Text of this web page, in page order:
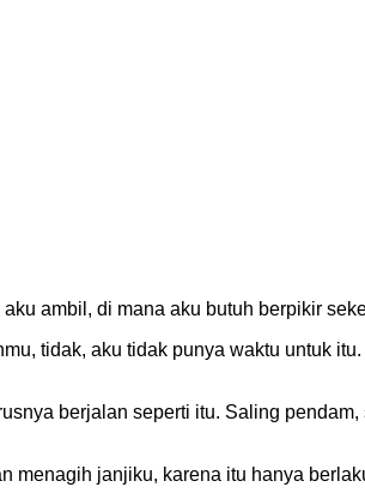
ambil, di mana aku butuh berpikir
tidak, aku tidak punya waktu untuk
berjalan seperti itu. Saling
menagih janjiku, karena itu hanya